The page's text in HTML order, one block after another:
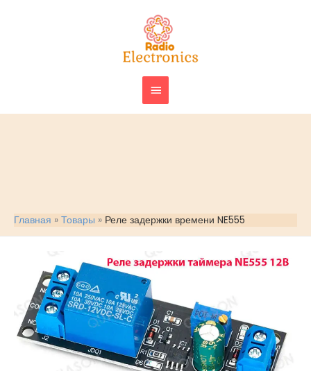
ГЛАВНОЕ
МЕНЮ
Главная Товары Реле задержки времени NE555